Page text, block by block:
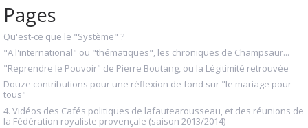
Pages
Qu'est-ce que le "Système" ?
"A l'international" ou "thématiques", les chroniques de Champsaur...
"Reprendre le Pouvoir" de Pierre Boutang, ou la Légitimité retrouvée
Douze contributions pour une réflexion de fond sur "le mariage pour
tous"
4. Vidéos des Cafés politiques de lafautearousseau, et des réunions de
la Fédération royaliste provençale (saison 2013/2014)